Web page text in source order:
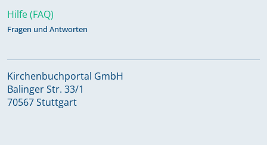
Hilfe (FAQ)
Fragen und Antworten
Kirchenbuchportal GmbH
Balinger Str. 33/1
70567 Stuttgart